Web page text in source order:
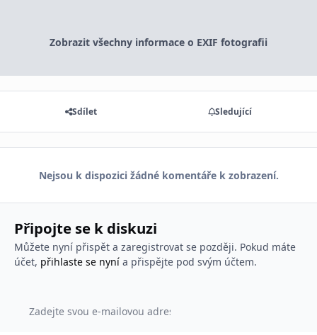
Zobrazit všechny informace o EXIF fotografii
Sdílet Sledující
Nejsou k dispozici žádné komentáře k zobrazení.
Připojte se k diskuzi
Můžete nyní přispět a zaregistrovat se později. Pokud máte
účet, přihlaste se nynía přispějte pod svým účtem.